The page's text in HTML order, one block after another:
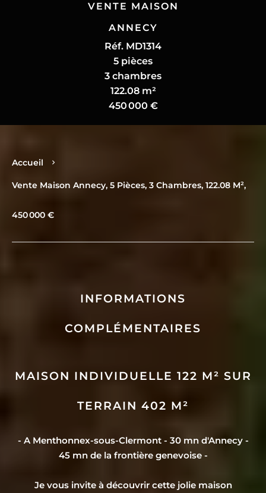
VENTE MAISON
ANNECY
Réf. MD1314
5 pièces
3 chambres
122.08 m²
450 000 €
Accueil
Vente Maison Annecy, 5 Pièces, 3 Chambres, 122.08 M²,
450 000 €
INFORMATIONS
COMPLÉMENTAIRES
MAISON INDIVIDUELLE 122 M² SUR
TERRAIN 402 M²
- A Menthonnex-sous-Clermont - 30 mn d'Annecy -
45 mn de la frontière genevoise -
Je vous invite à découvrir cette jolie maison